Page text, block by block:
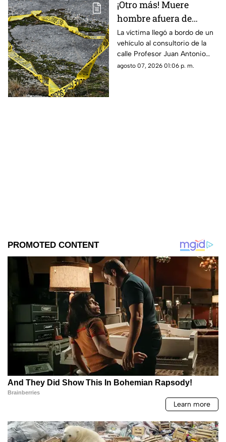
ocasiones por integrantes de
la Cuarta Transformación
cuando es utilizado en Estados
Unidos contra presuntos
narcopolíticos, también ha
sido empleado en
investigaciones dentro de
¡Otro más! Muere
hombre afuera de
farmacia tras sufrir
una descarga eléctrica
en Ciudad Juárez
La víctima llegó a bordo de un
vehículo al consultorio de la
calle Profesor Juan Antonio
Pedroza para pedir auxilio,
agosto 07, 2026 01:06 p. m.